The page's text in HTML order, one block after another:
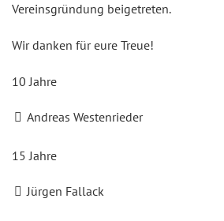
Vereinsgründung beigetreten.
Wir danken für eure Treue!
10 Jahre
Andreas Westenrieder
15 Jahre
Jürgen Fallack